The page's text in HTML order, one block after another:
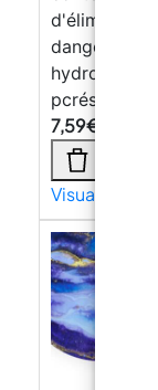
dangereux :
pcrésol.
7,59€
Visualizza di